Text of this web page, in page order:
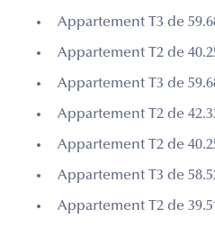
Appartement T3 de
Appartement T2 de
Appartement T3 de
Appartement T2 de
Appartement T2 de
Appartement T3 de
Appartement T2 de